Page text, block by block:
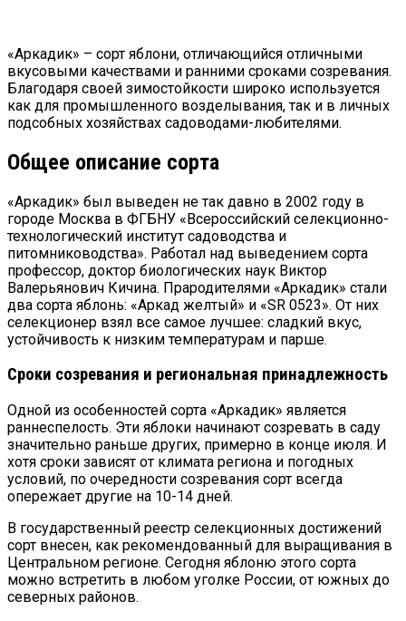
«Аркадик» – сорт яблони, отличающийся отличными
вкусовыми качествами и ранними сроками созревания.
Благодаря своей зимостойкости широко используется
как для промышленного возделывания, так и в личных
подсобных хозяйствах садоводами-любителями.
Общее описание сорта
«Аркадик» был выведен не так давно в 2002 году в
городе Москва в ФГБНУ «Всероссийский селекционно-
технологический институт садоводства и
питомниководства». Работал над выведением сорта
профессор, доктор биологических наук Виктор
Валерьянович Кичина. Прародителями «Аркадик» стали
два сорта яблонь: «Аркад желтый» и «SR 0523». От них
селекционер взял все самое лучшее: сладкий вкус,
устойчивость к низким температурам и парше.
Сроки созревания и региональная принадлежность
Одной из особенностей сорта «Аркадик» является
раннеспелость. Эти яблоки начинают созревать в саду
значительно раньше других, примерно в конце июля. И
хотя сроки зависят от климата региона и погодных
условий, по очередности созревания сорт всегда
опережает другие на 10-14 дней.
В государственный реестр селекционных достижений
сорт внесен, как рекомендованный для выращивания в
Центральном регионе. Сегодня яблоню этого сорта
можно встретить в любом уголке России, от южных до
северных районов.